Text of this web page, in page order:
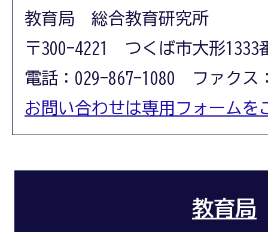
教育局 総合教育研究所
〒300-4221 つくば市大形1333
電話：029-867-1080 ファクス
お問い合わせは専用フォームを
教育局